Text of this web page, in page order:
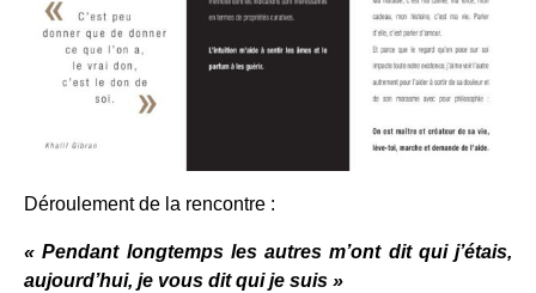
Déroulement de la rencontre :
« Pendant longtemps les autres m’ont dit qui j’étais,
aujourd’hui, je vous dit qui je suis »